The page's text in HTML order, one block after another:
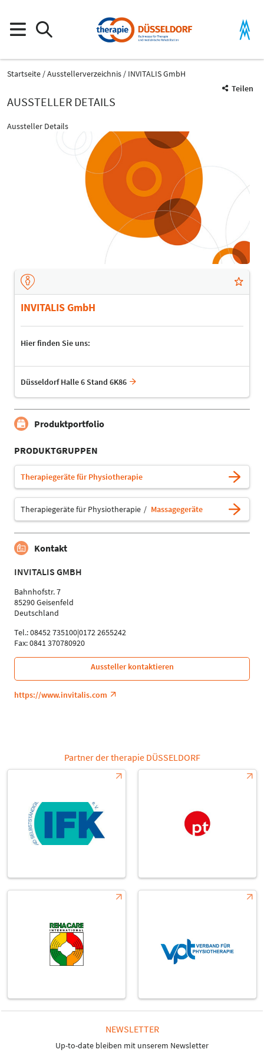
Startseite Ausstellerverzeichnis
INVITALIS GmbH
Teilen
AUSSTELLER DETAILS
Aussteller Details
INVITALIS GmbH
Hier finden Sie uns:
Düsseldorf Halle 6 Stand 6K86
Produktportfolio
PRODUKTGRUPPEN
Therapiegeräte für Physiotherapie
Therapiegeräte für Physiotherapie Massagegeräte
Kontakt
INVITALIS GMBH
Bahnhofstr. 7
85290 Geisenfeld
Deutschland
Tel.: 08452 735100|0172 2655242
Fax: 0841 370780920
Aussteller kontaktieren
https://www.invitalis.com
Partner der therapie DÜSSELDORF
NEWSLETTER
Up-to-date bleiben mit unserem Newsletter